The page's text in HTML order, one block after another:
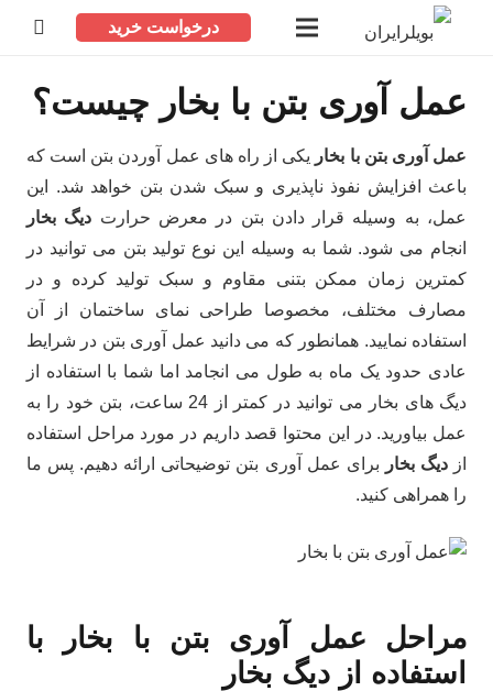
درخواست خرید
عمل آوری بتن با بخار چیست؟
عمل آوری بتن با بخار یکی از راه های عمل آوردن بتن است که
باعث افزایش نفوذ ناپذیری و سبک شدن بتن خواهد شد. این
عمل، به وسیله قرار دادن بتن در معرض حرارت دیگ بخار
انجام می شود. شما به وسیله این نوع تولید بتن می توانید در
کمترین زمان ممکن بتنی مقاوم و سبک تولید کرده و در
مصارف مختلف، مخصوصا طراحی نمای ساختمان از آن
استفاده نمایید. همانطور که می دانید عمل آوری بتن در شرایط
عادی حدود یک ماه به طول می انجامد اما شما با استفاده از
دیگ های بخار می توانید در کمتر از 24 ساعت، بتن خود را به
عمل بیاورید. در این محتوا قصد داریم در مورد مراحل استفاده
ازدیگ بخار
برای عمل آوری بتن توضیحاتی ارائه دهیم. پس ما
را همراهی کنید.
مراحل عمل آوری بتن با بخار با
استفاده از دیگ بخار